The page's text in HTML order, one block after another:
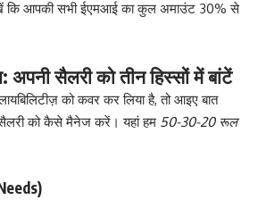
कि आपकी सभी ईएमआई का कुल अमाउंट 30% से
सैलरी को तीन हिस्सों में बांटें
को कवर कर लिया है, तो आइए बात
सैलरी को कैसे मैनेज करें। यहां हम 50-30-20 रूल